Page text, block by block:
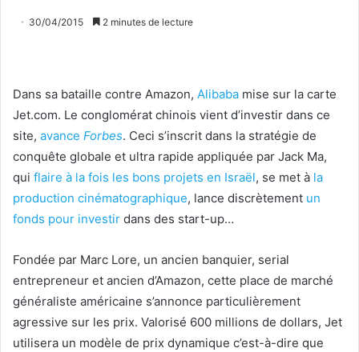
30/04/2015 2 minutes de lecture
Dans sa bataille contre Amazon, Alibaba mise sur la carte
Jet.com. Le conglomérat chinois vient d’investir dans ce
site, avance Forbes. Ceci s’inscrit dans la stratégie de
conquête globale et ultra rapide appliquée par Jack Ma,
qui flaire à la fois les bons projets en Israël, se met à la
production cinématographique, lance discrètement un
fonds pour investir dans des start-up…
Fondée par Marc Lore, un ancien banquier, serial
entrepreneur et ancien d’Amazon, cette place de marché
généraliste américaine s’annonce particulièrement
agressive sur les prix. Valorisé 600 millions de dollars, Jet
utilisera un modèle de prix dynamique c’est-à-dire que